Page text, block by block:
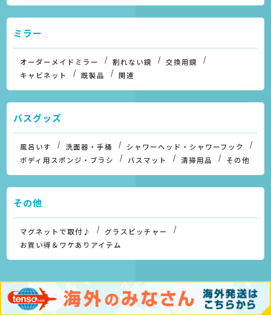
ミラー
オーダーメイドミラー 割れない鏡
交換用鏡
キャビネット
既製品 関連
バスグッズ
風呂いす 洗面器・手桶
シャワーヘッド・シャワーフック
ボディ用スポンジ・ブラシ
バスマット 清掃用品 その他
その他
マグネットで取付♪
グラスピッチャー
お買い得＆ワケありアイテム